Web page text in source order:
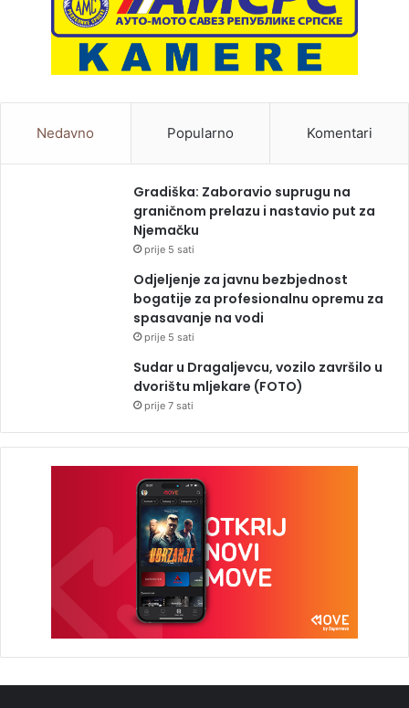
Nedavno Popularno Komentari
Gradiška: Zaboravio suprugu na
graničnom prelazu i nastavio put za
Njemačku
prije 5 sati
Odjeljenje za javnu bezbjednost
bogatije za profesionalnu opremu za
spasavanje na vodi
prije 5 sati
Sudar u Dragaljevcu, vozilo završilo u
dvorištu mljekare (FOTO)
prije 7 sati